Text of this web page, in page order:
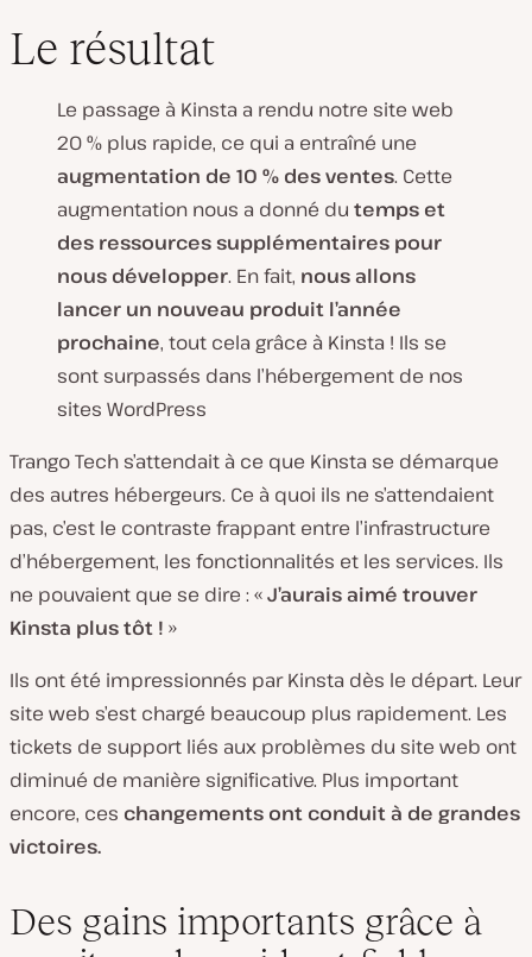
Le résultat
Le passage à Kinsta a rendu notre site web
20 % plus rapide, ce qui a entraîné une
augmentation de 10 % des ventes. Cette
augmentation nous a donné du temps et
des ressources supplémentaires pour
nous développer. En fait, nous allons
lancer un nouveau produit l’année
prochaine, tout cela grâce à Kinsta ! Ils se
sont surpassés dans l’hébergement de nos
sites WordPress
Trango Tech s’attendait à ce que Kinsta se démarque
des autres hébergeurs. Ce à quoi ils ne s’attendaient
pas, c’est le contraste frappant entre l’infrastructure
d’hébergement, les fonctionnalités et les services. Ils
ne pouvaient que se dire : «J’aurais aimé trouver
Kinsta plus tôt ! »
Ils ont été impressionnés par Kinsta dès le départ. Leur
site web s’est chargé beaucoup plus rapidement. Les
tickets de support liés aux problèmes du site web ont
diminué de manière significative. Plus important
encore, ces changements ont conduit à de grandes
victoires.
Des gains importants grâce à